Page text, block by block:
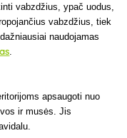
vabzdžius, ypač uodus,
vabzdžius, tiek
naudojamas
apsaugoti nuo
ir musės. Jis